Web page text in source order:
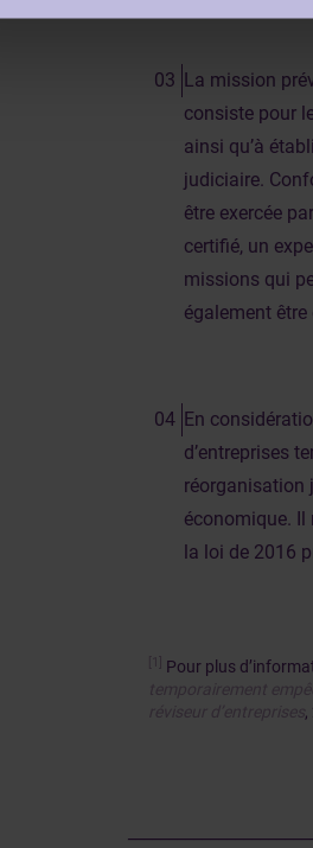
La mission
consiste pour
ainsi qu’à
judiciaire.
être exercée
certifié, un
missions qui
également être
En
d’entreprises
réorganisation
économique. Il
la loi de 2016
[1] Pour plus
temporairement
réviseur d’entreprises,